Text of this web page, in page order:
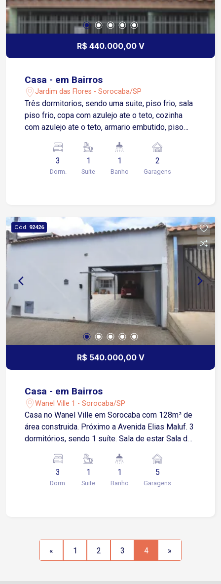
R$ 440.000,00 V
Casa - em Bairros
Jardim das Flores - Sorocaba/SP
Três dormitorios, sendo uma suite, piso frio, sala
piso frio, copa com azulejo ate o teto, cozinha
com azulejo ate o teto, armario embutido, piso
frio, área de serviço com azulejo ate o meio,
garagem coberta para dois carros, churrasqueira
3
Dorm.
1
Suite
1
Banho
2
Garagens
Cód. 92426
R$ 540.000,00 V
Casa - em Bairros
Wanel Ville 1 - Sorocaba/SP
Casa no Wanel Ville em Sorocaba com 128m² de
área construida. Próximo a Avenida Elias Maluf. 3
dormitórios, sendo 1 suíte. Sala de estar Sala de
Banheiro social Área de serviço com armário
Lavanderia 5 vagas de garagens, sendo 3
cobertas.
3
Dorm.
1
Suite
1
Banho
5
Garagens
« 1 2 3 4 »